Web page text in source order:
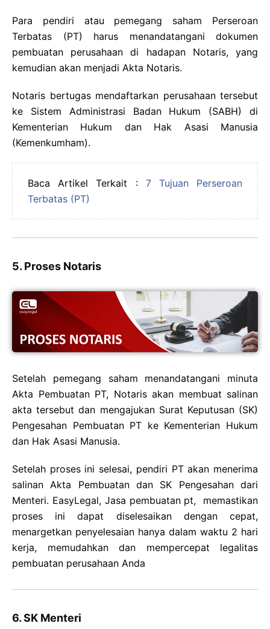
Para pendiri atau pemegang saham Perseroan
Terbatas (PT) harus menandatangani dokumen
pembuatan perusahaan di hadapan Notaris, yang
kemudian akan menjadi Akta Notaris.
Notaris bertugas mendaftarkan perusahaan tersebut
ke Sistem Administrasi Badan Hukum (SABH) di
Kementerian Hukum dan Hak Asasi Manusia
(Kemenkumham).
Baca Artikel Terkait : 7 Tujuan Perseroan
Terbatas (PT)
5. Proses Notaris
Setelah pemegang saham menandatangani minuta
Akta Pembuatan PT, Notaris akan membuat salinan
akta tersebut dan mengajukan Surat Keputusan (SK)
Pengesahan Pembuatan PT ke Kementerian Hukum
dan Hak Asasi Manusia.
Setelah proses ini selesai, pendiri PT akan menerima
salinan Akta Pembuatan dan SK Pengesahan dari
Menteri. EasyLegal, Jasa pembuatan pt, memastikan
proses ini dapat diselesaikan dengan cepat,
menargetkan penyelesaian hanya dalam waktu 2 hari
kerja, memudahkan dan mempercepat legalitas
pembuatan perusahaan Anda
6. SK Menteri